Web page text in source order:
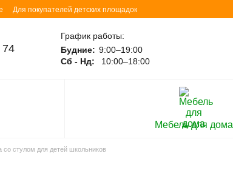
Для покупателей детских площадок
74
График работы:
Будние: 9:00–19:00
Сб - Нд:
10:00–18:00
Мебель для дома
со стулом для детей школьников